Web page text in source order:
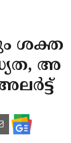
ശക്ത
അ